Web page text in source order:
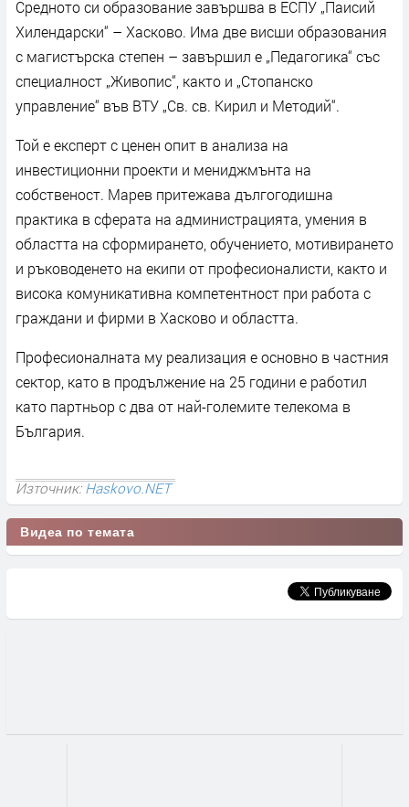
Средното си образование завършва в ЕСПУ „Паисий
Хилендарски“ – Хасково. Има две висши образования
с магистърска степен – завършил е „Педагогика“ със
специалност „Живопис“, както и „Стопанско
управление“ във ВТУ „Св. св. Кирил и Методий“.
Той е експерт с ценен опит в анализа на
инвестиционни проекти и мениджмънта на
собственост. Марев притежава дългогодишна
практика в сферата на администрацията, умения в
областта на сформирането, обучението, мотивирането
и ръководенето на екипи от професионалисти, както и
висока комуникативна компетентност при работа с
граждани и фирми в Хасково и областта.
Професионалната му реализация е основно в частния
сектор, като в продължение на 25 години е работил
като партньор с два от най-големите телекома в
България.
Източник:Haskovo.NET
Видеа по темата